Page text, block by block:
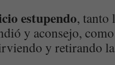
estupendo, tanto
y aconsejo,
y retirando